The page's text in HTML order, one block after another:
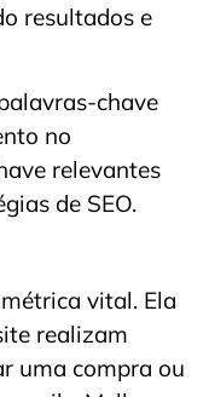
resultados e
chave
no
relevantes
de SEO.
vital. Ela
realizam
uma compra ou